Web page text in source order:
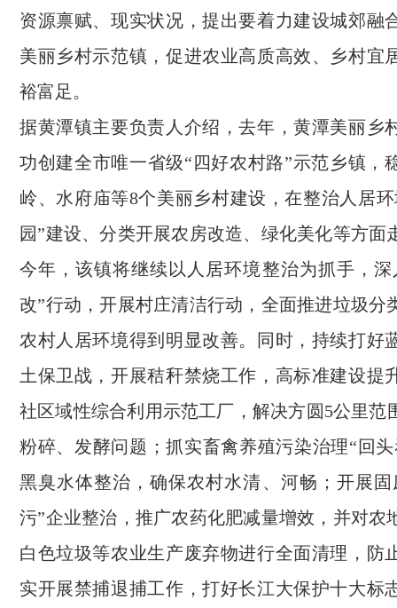
资源禀赋、现实状况，提出要着力建设城郊融
美丽乡村示范镇，促进农业高质高效、乡村宜
裕富足。
据黄潭镇主要负责人介绍，去年，黄潭美丽乡
功创建全市唯一省级“四好农村路”示范乡镇，
岭、水府庙等8个美丽乡村建设，在整治人居
园”建设、分类开展农房改造、绿化美化等方面
今年，该镇将继续以人居环境整治为抓手，深
改”行动，开展村庄清洁行动，全面推进垃圾分
农村人居环境得到明显改善。同时，持续打好
土保卫战，开展秸秆禁烧工作，高标准建设提
社区域性综合利用示范工厂，解决方圆5公里范
粉碎、发酵问题；抓实畜禽养殖污染治理“回
黑臭水体整治，确保农村水清、河畅；开展固
污”企业整治，推广农药化肥减量增效，并对农
白色垃圾等农业生产废弃物进行全面清理，防
实开展禁捕退捕工作，打好长江大保护十大标